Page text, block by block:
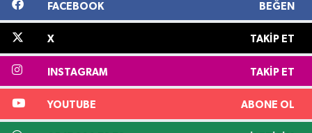
FACEBOOK BEĞEN
X TAKIP ET
INSTAGRAM TAKIP ET
YOUTUBE ABONE OL